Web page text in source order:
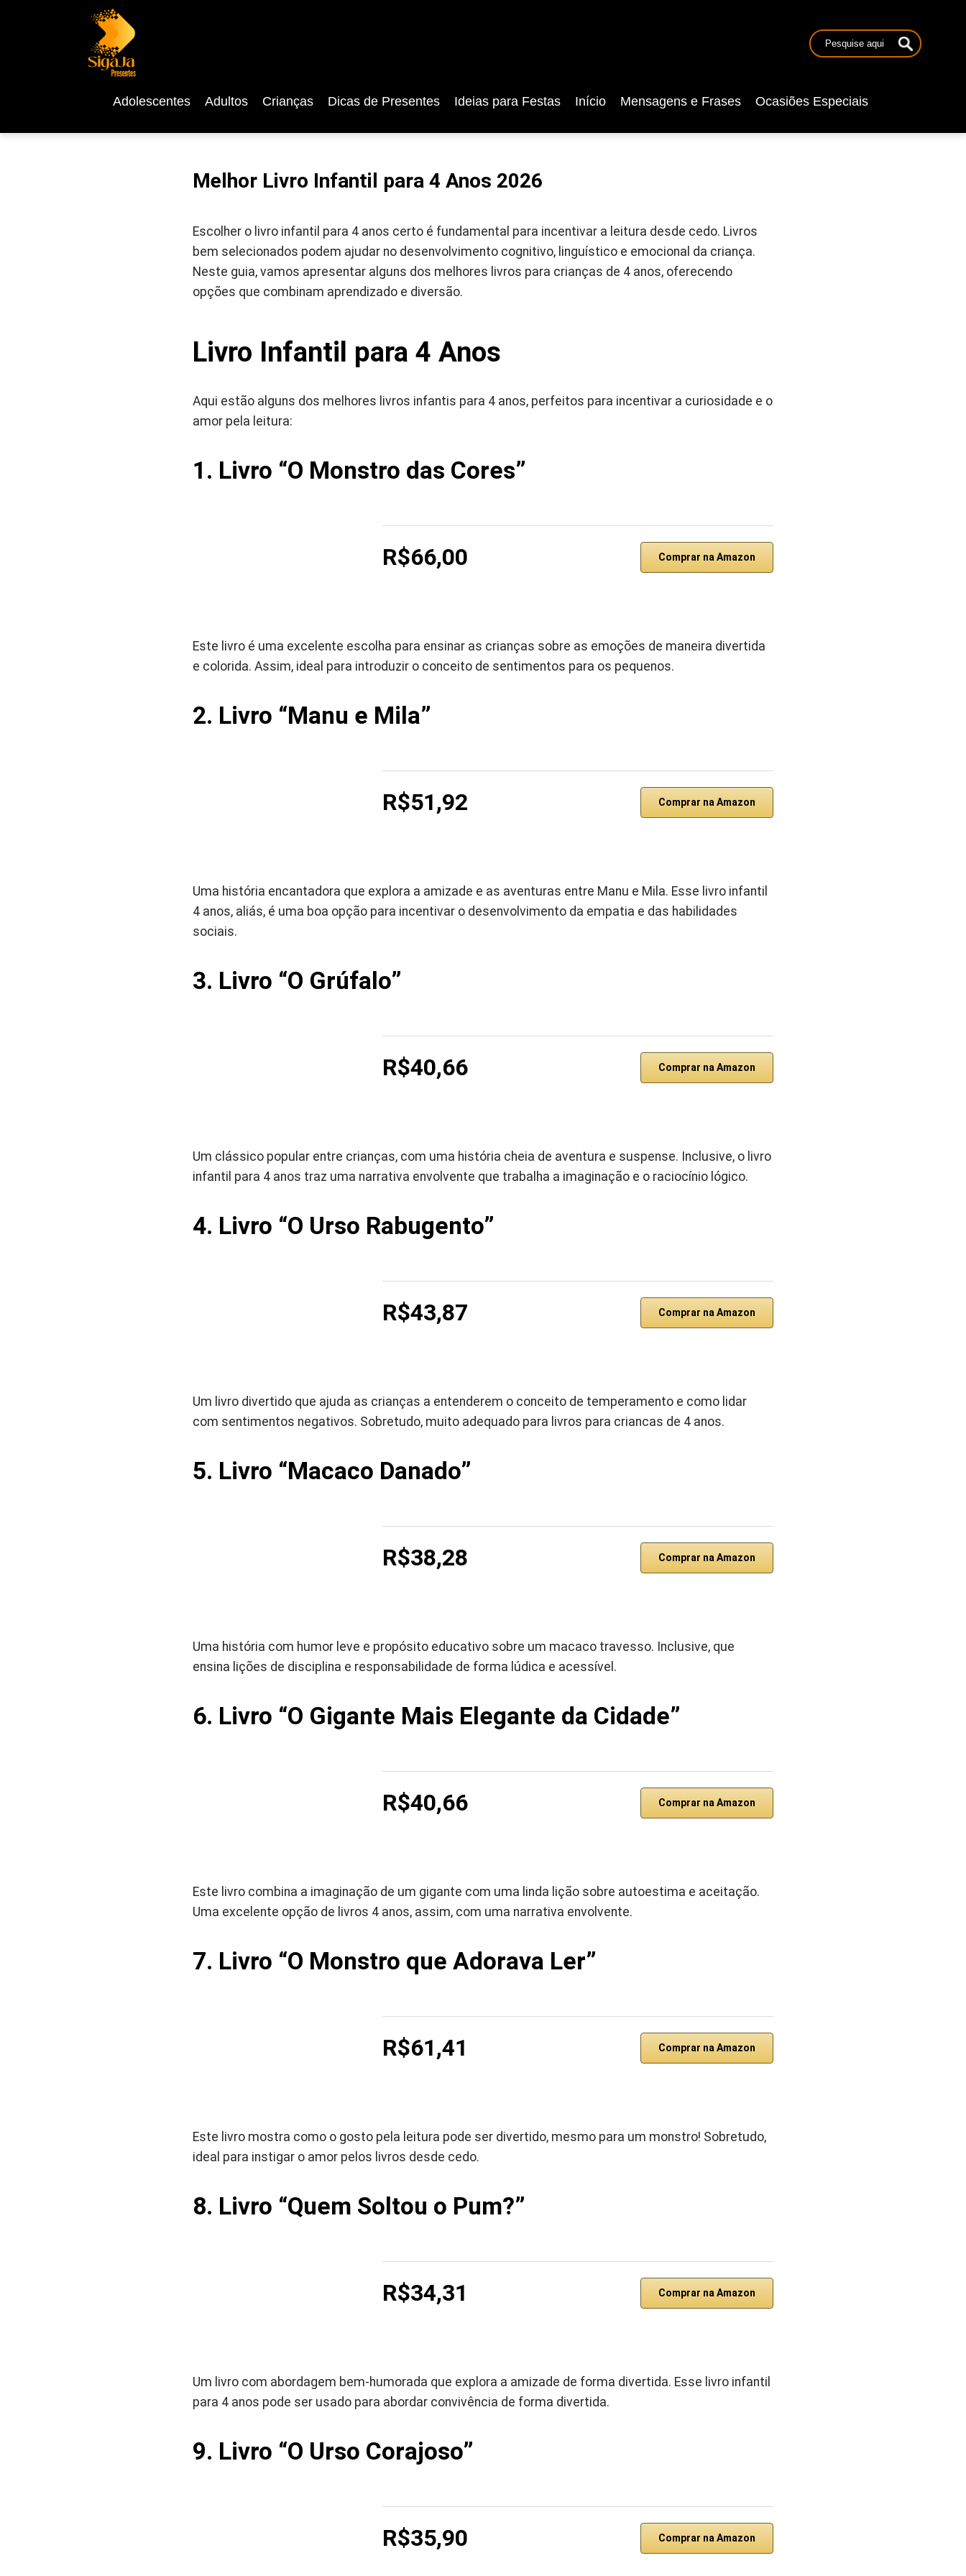
Adolescentes Adultos Crianças Dicas de Presentes Ideias para Festas Início Mensagens e Frases Ocasiões Especiais
Melhor Livro Infantil para 4 Anos 2026
Escolher o livro infantil para 4 anos certo é fundamental para incentivar a leitura desde cedo. Livros
bem selecionados podem ajudar no desenvolvimento cognitivo, linguístico e emocional da criança.
Neste guia, vamos apresentar alguns dos melhores livros para crianças de 4 anos, oferecendo
opções que combinam aprendizado e diversão.
Livro Infantil para 4 Anos
Aqui estão alguns dos melhores livros infantis para 4 anos, perfeitos para incentivar a curiosidade e o
amor pela leitura:
1. Livro “O Monstro das Cores”
R$66,00 Comprar na Amazon
Este livro é uma excelente escolha para ensinar as crianças sobre as emoções de maneira divertida
e colorida. Assim, ideal para introduzir o conceito de sentimentos para os pequenos.
2. Livro “Manu e Mila”
R$51,92 Comprar na Amazon
Uma história encantadora que explora a amizade e as aventuras entre Manu e Mila. Esse livro infantil
4 anos, aliás, é uma boa opção para incentivar o desenvolvimento da empatia e das habilidades
sociais.
3. Livro “O Grúfalo”
R$40,66 Comprar na Amazon
Um clássico popular entre crianças, com uma história cheia de aventura e suspense. Inclusive, o livro
infantil para 4 anos traz uma narrativa envolvente que trabalha a imaginação e o raciocínio lógico.
4. Livro “O Urso Rabugento”
R$43,87 Comprar na Amazon
Um livro divertido que ajuda as crianças a entenderem o conceito de temperamento e como lidar
com sentimentos negativos. Sobretudo, muito adequado para livros para criancas de 4 anos.
5. Livro “Macaco Danado”
R$38,28 Comprar na Amazon
Uma história com humor leve e propósito educativo sobre um macaco travesso. Inclusive, que
ensina lições de disciplina e responsabilidade de forma lúdica e acessível.
6. Livro “O Gigante Mais Elegante da Cidade”
R$40,66 Comprar na Amazon
Este livro combina a imaginação de um gigante com uma linda lição sobre autoestima e aceitação.
Uma excelente opção de livros 4 anos, assim, com uma narrativa envolvente.
7. Livro “O Monstro que Adorava Ler”
R$61,41 Comprar na Amazon
Este livro mostra como o gosto pela leitura pode ser divertido, mesmo para um monstro! Sobretudo,
ideal para instigar o amor pelos livros desde cedo.
8. Livro “Quem Soltou o Pum?”
R$34,31 Comprar na Amazon
Um livro com abordagem bem-humorada que explora a amizade de forma divertida. Esse livro infantil
para 4 anos pode ser usado para abordar convivência de forma divertida.
9. Livro “O Urso Corajoso”
R$35,90 Comprar na Amazon